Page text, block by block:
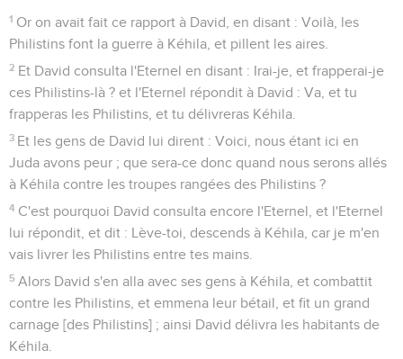
1 Or on avait fait ce rapport à David, en disant : Voilà, les
Philistins font la guerre à Kéhila, et pillent les aires.
2 Et David consulta l'Eternel en disant : Irai-je, et frapperai-je
ces Philistins-là ? et l'Eternel répondit à David : Va, et tu
frapperas les Philistins, et tu délivreras Kéhila.
3 Et les gens de David lui dirent : Voici, nous étant ici en
Juda avons peur ; que sera-ce donc quand nous serons allés
à Kéhila contre les troupes rangées des Philistins ?
4 C'est pourquoi David consulta encore l'Eternel, et l'Eternel
lui répondit, et dit : Lève-toi, descends à Kéhila, car je m'en
vais livrer les Philistins entre tes mains.
5 Alors David s'en alla avec ses gens à Kéhila, et combattit
contre les Philistins, et emmena leur bétail, et fit un grand
carnage [des Philistins] ; ainsi David délivra les habitants de
Kéhila.